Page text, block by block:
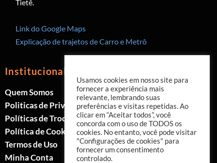
Tietê.
Link do Google Maps
Explicação de trajetos de Carro e Metrô
Institucional
Quem Somos
Politicas de Privacidade
Políticas de Trocas e Devoluções
Política de Cookies
Termos de Uso
Minha Conta
Usamos cookies em nosso site para
fornecer a experiência mais
relevante, lembrando suas
preferências e visitas repetidas. Ao
clicar em “Aceitar todos”, você
concorda com o uso de TODOS os
cookies. No entanto, você pode visitar
"Configurações de cookies" para
fornecer um consentimento
controlado.